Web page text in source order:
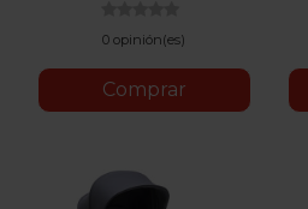
0 opinión(es)
Comprar